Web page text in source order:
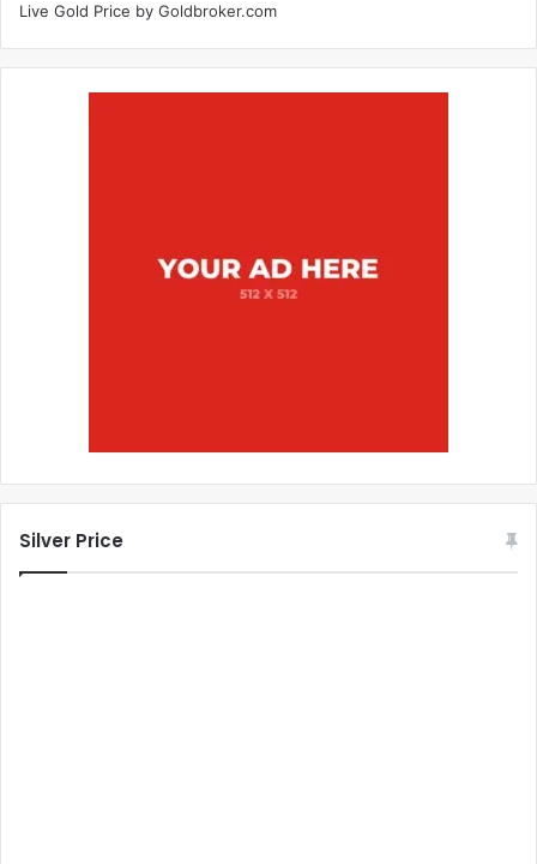
Live Gold Price by Goldbroker.com
Silver Price